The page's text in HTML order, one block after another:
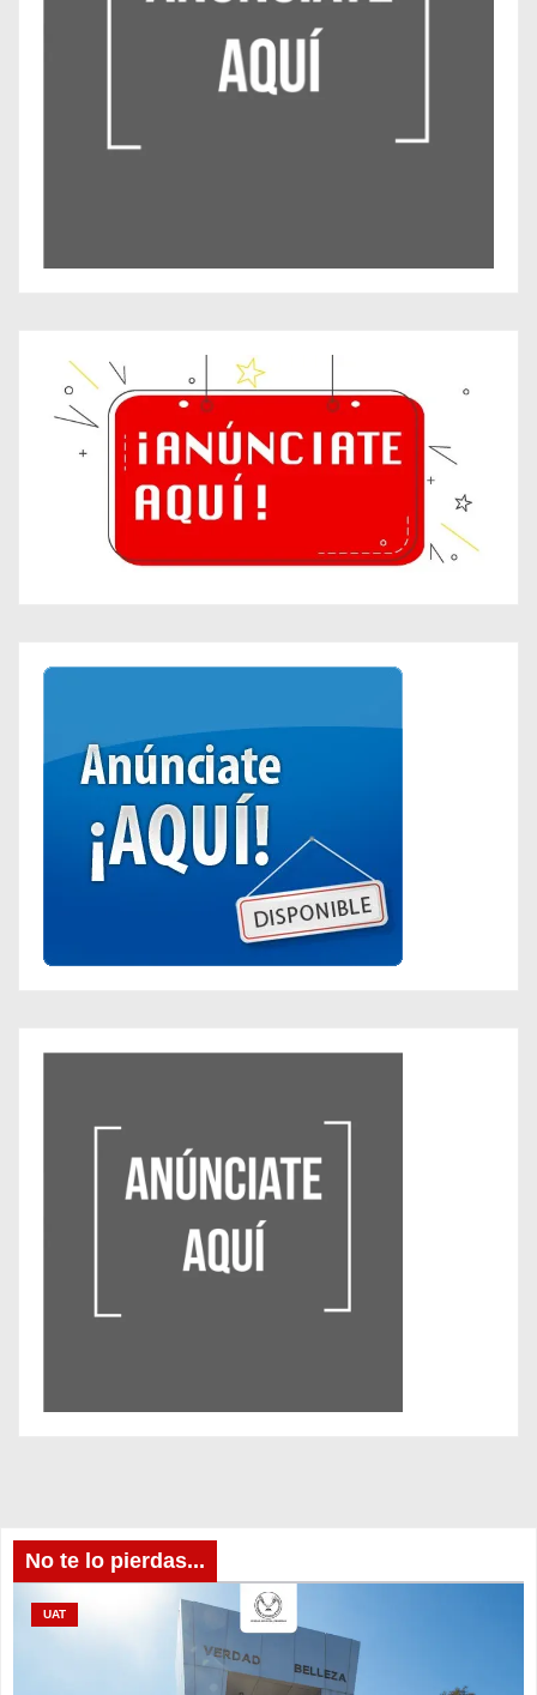
No te lo pierdas...
UAT